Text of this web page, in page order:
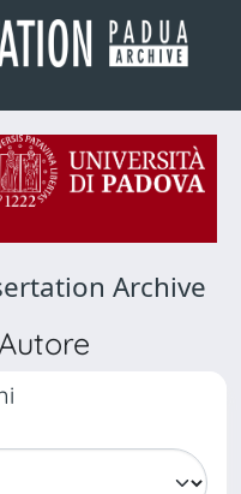
Archive